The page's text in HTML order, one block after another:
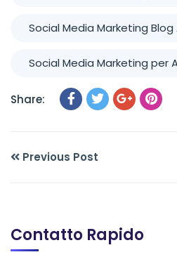
Social Media Marketing Blog
Social Media Marketing per
Share:
Previous Post
Contatto Rapido